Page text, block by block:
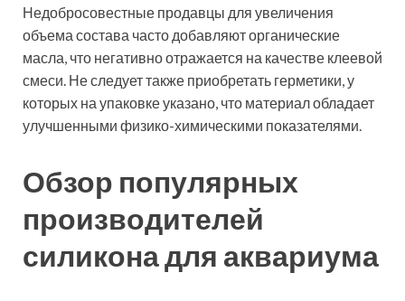
Недобросовестные продавцы для увеличения
объема состава часто добавляют органические
масла, что негативно отражается на качестве клеевой
смеси. Не следует также приобретать герметики, у
которых на упаковке указано, что материал обладает
улучшенными физико-химическими показателями.
Обзор популярных
производителей
силикона для аквариума